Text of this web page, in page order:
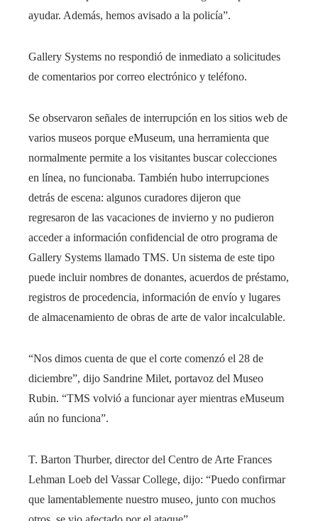
ayudar. Además, hemos avisado a la policía”.
Gallery Systems no respondió de inmediato a solicitudes
de comentarios por correo electrónico y teléfono.
Se observaron señales de interrupción en los sitios web de
varios museos porque eMuseum, una herramienta que
normalmente permite a los visitantes buscar colecciones
en línea, no funcionaba. También hubo interrupciones
detrás de escena: algunos curadores dijeron que
regresaron de las vacaciones de invierno y no pudieron
acceder a información confidencial de otro programa de
Gallery Systems llamado TMS. Un sistema de este tipo
puede incluir nombres de donantes, acuerdos de préstamo,
registros de procedencia, información de envío y lugares
de almacenamiento de obras de arte de valor incalculable.
“Nos dimos cuenta de que el corte comenzó el 28 de
diciembre”, dijo Sandrine Milet, portavoz del Museo
Rubin. “TMS volvió a funcionar ayer mientras eMuseum
aún no funciona”.
T. Barton Thurber, director del Centro de Arte Frances
Lehman Loeb del Vassar College, dijo: “Puedo confirmar
que lamentablemente nuestro museo, junto con muchos